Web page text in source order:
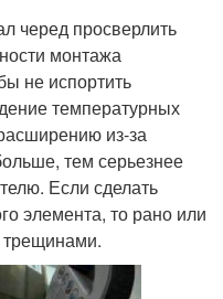
черед просверлить
монтажа
не испортить
температурных
из-за
тем серьезнее
Если сделать
элемента, то рано или
трещинами.